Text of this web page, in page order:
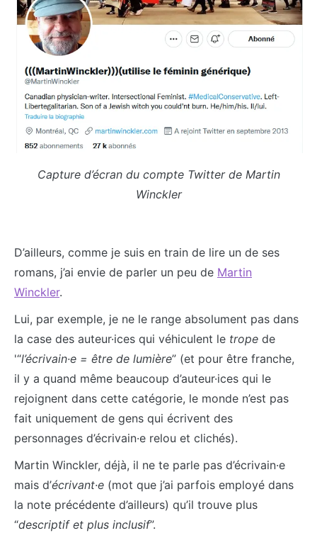
Capture d’écran du compte Twitter de Martin
Winckler
D’ailleurs, comme je suis en train de lire un de ses
romans, j’ai envie de parler un peu de Martin
Winckler.
Lui, par exemple, je ne le range absolument pas dans
la case des auteur·ices qui véhiculent le trope de
'“l’écrivain·e = être de lumière” (et pour être franche,
il y a quand même beaucoup d’auteur·ices qui le
rejoignent dans cette catégorie, le monde n’est pas
fait uniquement de gens qui écrivent des
personnages d’écrivain·e relou et clichés).
Martin Winckler, déjà, il ne te parle pas d’écrivain·e
mais d’écrivant·e (mot que j’ai parfois employé dans
la note précédente d’ailleurs) qu’il trouve plus
“descriptif et plus inclusif”.